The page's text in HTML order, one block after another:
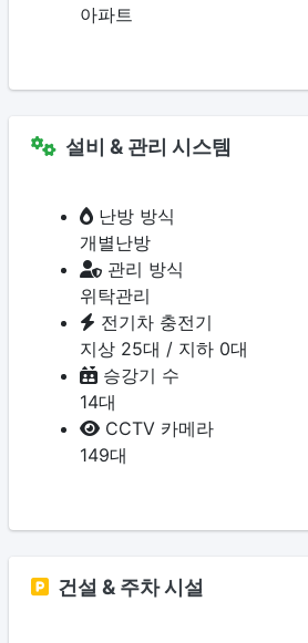
아파트
설비 & 관리 시스템
난방 방식
개별난방
관리 방식
위탁관리
전기차 충전기
지상 25대 / 지하 0대
승강기 수
14대
CCTV 카메라
149대
건설 & 주차 시설